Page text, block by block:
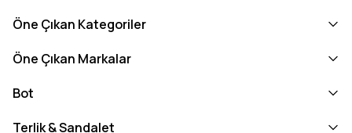
Öne Çıkan Kategoriler
Öne Çıkan Markalar
Bot
Terlik & Sandalet